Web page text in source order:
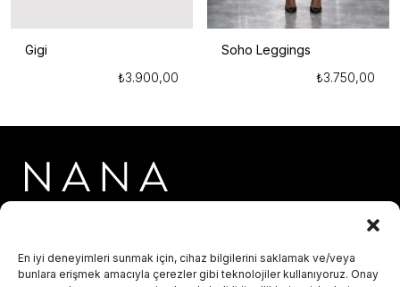
En iyi deneyimleri sunmak için, cihaz bilgilerini saklamak ve/veya
bunlara erişmek amacıyla çerezler gibi teknolojiler kullanıyoruz. Onay
Gigi
₺3.900,00
Soho Leggings
₺3.750,00
info@hellonana.co